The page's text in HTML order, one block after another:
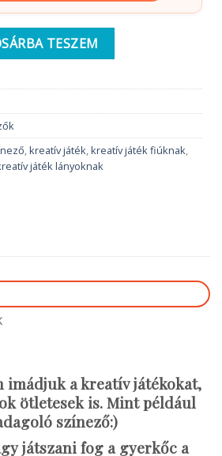
színező | Tanya mennyiség
TESZEM
,kreatív játék,kreatív játék fiúknak,
játék lányoknak
a kreatív játékokat,
ötletesek is. Mint például
színező:)
játszani fog a gyerkőc a